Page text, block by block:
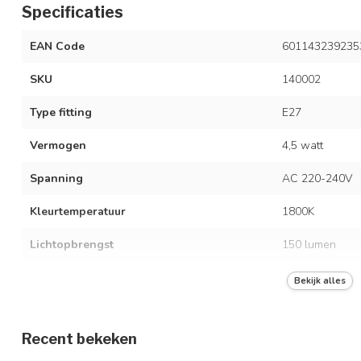
Specificaties
EAN Code
SKU 140002
Type fitting E27
Vermogen 4,5 watt
Spanning AC 220-240V
Kleurtemperatuur 1800K
Lichtopbrengst 150 lumen
Smoke glas
Vergelijkingswaarde
Bekijk alles
Recent bekeken